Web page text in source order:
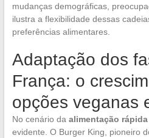
mudanças demográficas,
ilustra a flexibilidade dessas
preferências alimentares.
Adaptação dos
França: o
opções veganas
No cenário da alimentação rápida
evidente. O Burger King, pioneiro